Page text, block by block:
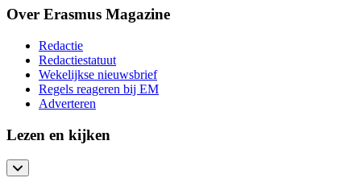
Over Erasmus Magazine
Redactie
Redactiestatuut
Wekelijkse nieuwsbrief
Regels reageren bij EM
Adverteren
Lezen en kijken